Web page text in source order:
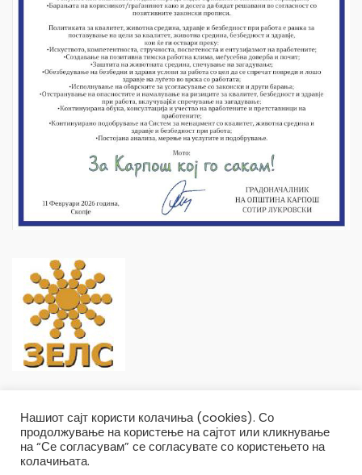
Нашиот сајт користи колачиња (cookies). Со
продолжување на користење на сајтот или кликнување
на “Се согласувам” се согласувате со користењето на
колачињата.